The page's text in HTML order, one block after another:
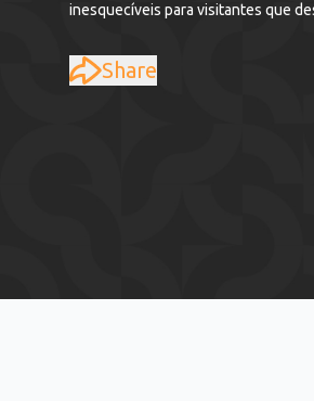
inesquecíveis para visitantes que
Share